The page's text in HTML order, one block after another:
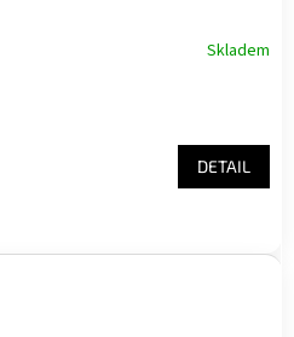
Skladem
DETAIL